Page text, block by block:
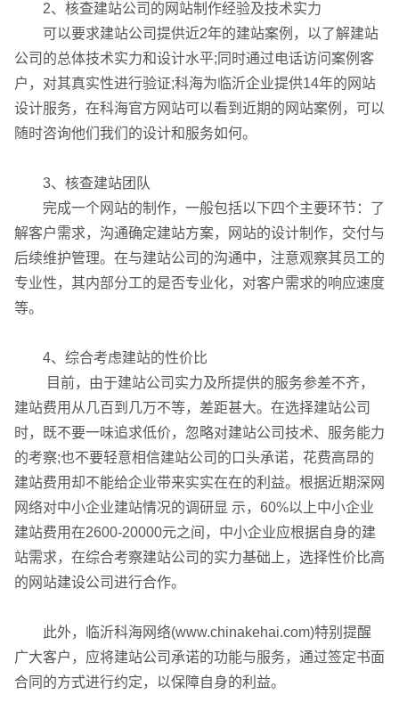
2、核查建站公司的网站制作经验及技术实力
可以要求建站公司提供近2年的建站案例，以了解建站
公司的总体技术实力和设计水平;同时通过电话访问案例客
户，对其真实性进行验证;科海为临沂企业提供14年的网站
设计服务，在科海官方网站可以看到近期的网站案例，可以
随时咨询他们我们的设计和服务如何。
3、核查建站团队
完成一个网站的制作，一般包括以下四个主要环节：了
解客户需求，沟通确定建站方案，网站的设计制作，交付与
后续维护管理。在与建站公司的沟通中，注意观察其员工的
专业性，其内部分工的是否专业化，对客户需求的响应速度
等。
4、综合考虑建站的性价比
目前，由于建站公司实力及所提供的服务参差不齐，
建站费用从几百到几万不等，差距甚大。在选择建站公司
时，既不要一味追求低价，忽略对建站公司技术、服务能力
的考察;也不要轻意相信建站公司的口头承诺，花费高昂的
建站费用却不能给企业带来实实在在的利益。根据近期深网
网络对中小企业建站情况的调研显 示，60%以上中小企业
建站费用在2600-20000元之间，中小企业应根据自身的建
站需求，在综合考察建站公司的实力基础上，选择性价比高
的网站建设公司进行合作。
此外，临沂科海网络(www.chinakehai.com)特别提醒
广大客户，应将建站公司承诺的功能与服务，通过签定书面
合同的方式进行约定，以保障自身的利益。
联系电话 微信号